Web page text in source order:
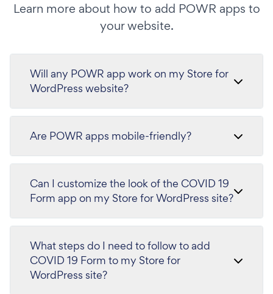
Learn more about how to add POWR apps to
your website.
Will any POWR app work on my Store for
WordPress website?
Are POWR apps mobile-friendly?
Can I customize the look of the COVID 19
Form app on my Store for WordPress site?
What steps do I need to follow to add
COVID 19 Form to my Store for
WordPress site?